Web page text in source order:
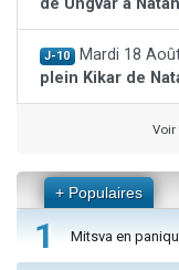
de Ungvar à
J-10 Mardi 18 Août
plein Kikar de
Voir
+ Populaires
1 Mitsva en